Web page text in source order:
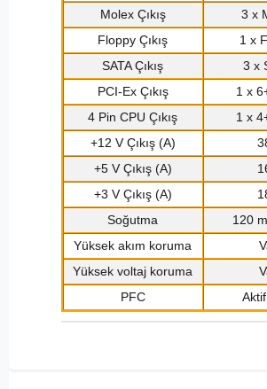
Molex Çıkış
3 x
Floppy Çıkış
1 x
SATA Çıkış
3 x
PCI-Ex Çıkış
1 x
4 Pin CPU Çıkış
1 x
+12 V Çıkış (A)
+5 V Çıkış (A)
+3 V Çıkış (A)
Soğutma
120
Yüksek akım koruma
Yüksek voltaj koruma
PFC